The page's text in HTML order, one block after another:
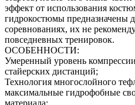
эффект от использования
гидрокостюмы предназначены
соревнованиях, их не
повседневных тренировок.
ОСОБЕННОСТИ:
Умеренный уровень
стайерских дистанций;
Технология многослойного
максимальные гидрофобные
материала;